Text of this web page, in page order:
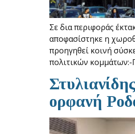
Σε δια περιφοράς
αποφασίστηκε η
προηγηθεί κοινή
πολιτικών
ορφανή